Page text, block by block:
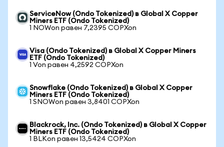
ServiceNow (Ondo Tokenized) в Global X Copper
Miners ETF (Ondo Tokenized)
1 NOWon равен 7,2395 COPXon
Visa (Ondo Tokenized) в Global X Copper Miners
ETF (Ondo Tokenized)
1 Von равен 4,2592 COPXon
Snowflake (Ondo Tokenized) в Global X Copper
Miners ETF (Ondo Tokenized)
1 SNOWon равен 3,8401 COPXon
Blackrock, Inc. (Ondo Tokenized) в Global X Copper
Miners ETF (Ondo Tokenized)
1 BLKon равен 13,5424 COPXon